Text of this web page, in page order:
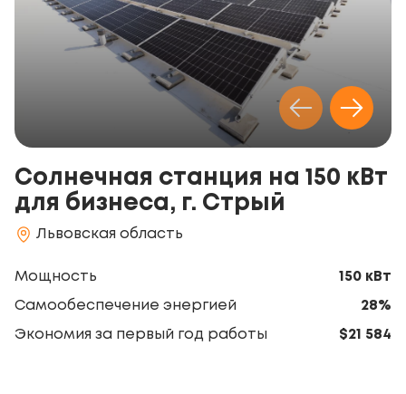
Солнечная станция на 150 кВт
для бизнеса, г. Стрый
Львовская область
Мощность 150 кВт
Самообеспечение энергией 28%
Экономия за первый год работы $21 584